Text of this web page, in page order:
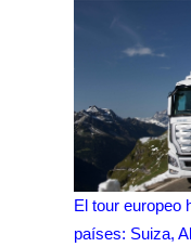
El tour europeo
países: Suiza,